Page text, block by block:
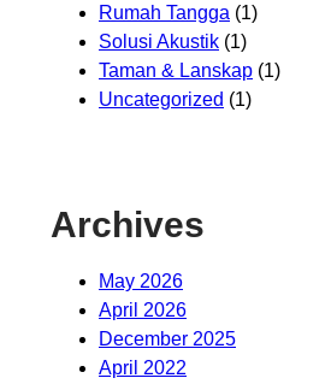
Rumah Tangga (1)
Solusi Akustik (1)
Taman & Lanskap (1)
Uncategorized (1)
Archives
May 2026
April 2026
December 2025
April 2022